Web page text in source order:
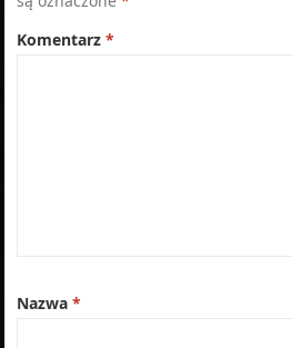
Komentarz*
Nazwa*